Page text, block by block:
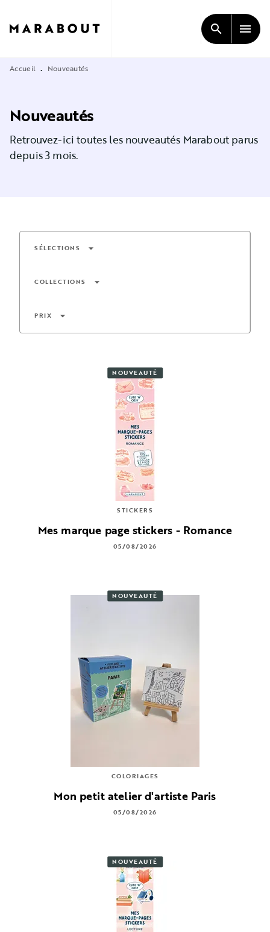
CONTENU
search menu
Accueil • Nouveautés
Nouveautés
Retrouvez-ici toutes les nouveautés Marabout parus
depuis 3 mois.
SÉLECTIONS arrow_drop_down
COLLECTIONS arrow_drop_down
PRIX arrow_drop_down
NOUVEAUTÉ
STICKERS
Mes marque page stickers - Romance
05/08/2026
NOUVEAUTÉ
COLORIAGES
Mon petit atelier d'artiste Paris
05/08/2026
NOUVEAUTÉ